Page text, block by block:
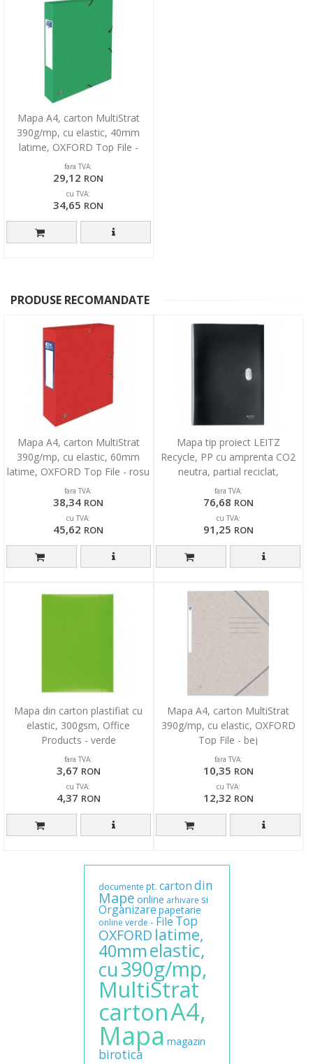
Mapa A4, carton MultiStrat
390g/mp, cu elastic, 40mm
latime, OXFORD Top File -
verde
fara TVA:
29,12 RON
cu TVA:
34,65 RON
PRODUSE RECOMANDATE
Mapa A4, carton MultiStrat
390g/mp, cu elastic, 60mm
latime, OXFORD Top File - rosu
fara TVA:
38,34 RON
cu TVA:
45,62 RON
Mapa tip proiect LEITZ
Recycle, PP cu amprenta CO2
neutra, partial reciclat,
certificare Blue Angel,
fara TVA:
76,68 RON
cu TVA:
91,25 RON
Mapa din carton plastifiat cu
elastic, 300gsm, Office
Products - verde
fara TVA:
3,67 RON
cu TVA:
4,37 RON
Mapa A4, carton MultiStrat
390g/mp, cu elastic, OXFORD
Top File - bej
fara TVA:
10,35 RON
cu TVA:
12,32 RON
documente pt. cartondin
Mape online arhivare si
Organizare papetarie
online verde - File Top
OXFORD latime,
40mmelastic,
cu390g/mp,
MultiStrat
cartonA4,
Mapa magazin
birotica